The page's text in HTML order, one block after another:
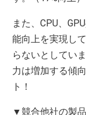
また、CPU、
能向上を実現し
らないとしてい
力は増加する傾
ト！
▼競合他社の製